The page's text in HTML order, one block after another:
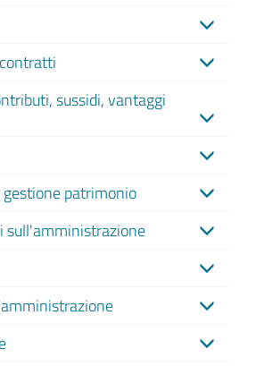
sussidi, vantaggi
patrimonio
sull'amministrazione